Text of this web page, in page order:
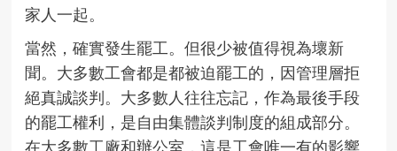
家人一起。
當然，確實發生罷工。但很少被值得視為壞新
聞。大多數工會都是都被迫罷工的，因管理層拒
絕真誠談判。大多數人往往忘記，作為最後手段
的罷工權利，是自由集體談判制度的組成部分。
在大多數工廠和辦公室，這是工會唯一有的影響